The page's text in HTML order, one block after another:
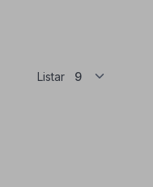
Listar